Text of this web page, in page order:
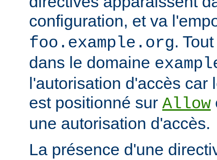
configuration, et va
foo.example.org.
dans le domaine
l'autorisation d'accès car
est positionné sur Allow
une autorisation d'accès.
La présence d'une